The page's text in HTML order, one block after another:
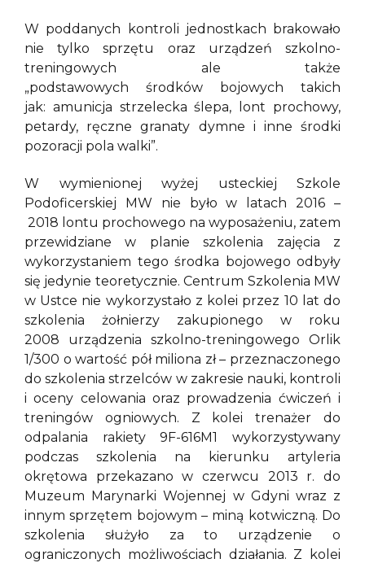
W poddanych kontroli jednostkach brakowało
nie tylko sprzętu oraz urządzeń szkolno-
treningowych ale także
„podstawowych środków bojowych takich
jak: amunicja strzelecka ślepa, lont prochowy,
petardy, ręczne granaty dymne i inne środki
pozoracji pola walki”.
W wymienionej wyżej usteckiej Szkole
Podoficerskiej MW nie było w latach 2016 –
2018 lontu prochowego na wyposażeniu, zatem
przewidziane w planie szkolenia zajęcia z
wykorzystaniem tego środka bojowego odbyły
się jedynie teoretycznie. Centrum Szkolenia MW
w Ustce nie wykorzystało z kolei przez 10 lat do
szkolenia żołnierzy zakupionego w roku
2008 urządzenia szkolno-treningowego Orlik
1/300 o wartość pół miliona zł – przeznaczonego
do szkolenia strzelców w zakresie nauki, kontroli
i oceny celowania oraz prowadzenia ćwiczeń i
treningów ogniowych. Z kolei trenażer do
odpalania rakiety 9F-616M1 wykorzystywany
podczas szkolenia na kierunku artyleria
okrętowa przekazano w czerwcu 2013 r. do
Muzeum Marynarki Wojennej w Gdyni wraz z
innym sprzętem bojowym – miną kotwiczną. Do
szkolenia służyło za to urządzenie o
ograniczonych możliwościach działania. Z kolei